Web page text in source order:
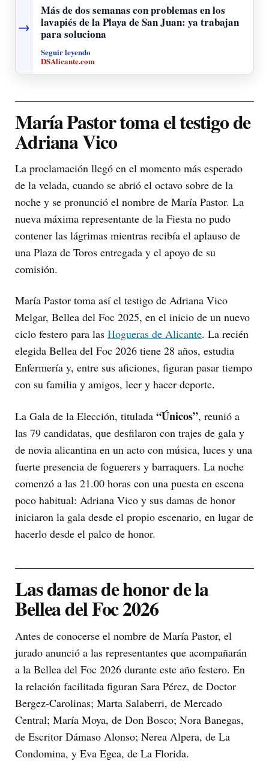
→
Más de dos semanas con problemas en los
lavapiés de la Playa de San Juan: ya trabajan
para soluciona
Seguir leyendo
DSAlicante.com
María Pastor toma el testigo de
Adriana Vico
La proclamación llegó en el momento más esperado
de la velada, cuando se abrió el octavo sobre de la
noche y se pronunció el nombre de María Pastor. La
nueva máxima representante de la Fiesta no pudo
contener las lágrimas mientras recibía el aplauso de
una Plaza de Toros entregada y el apoyo de su
comisión.
María Pastor toma así el testigo de Adriana Vico
Melgar, Bellea del Foc 2025, en el inicio de un nuevo
ciclo festero para las Hogueras de Alicante. La recién
elegida Bellea del Foc 2026 tiene 28 años, estudia
Enfermería y, entre sus aficiones, figuran pasar tiempo
con su familia y amigos, leer y hacer deporte.
La Gala de la Elección, titulada “Únicos”, reunió a
las 79 candidatas, que desfilaron con trajes de gala y
de novia alicantina en un acto con música, luces y una
fuerte presencia de foguerers y barraquers. La noche
comenzó a las 21.00 horas con una puesta en escena
poco habitual: Adriana Vico y sus damas de honor
iniciaron la gala desde el propio escenario, en lugar de
hacerlo desde el palco de honor.
Las damas de honor de la
Bellea del Foc 2026
Antes de conocerse el nombre de María Pastor, el
jurado anunció a las representantes que acompañarán
a la Bellea del Foc 2026 durante este año festero. En
la relación facilitada figuran Sara Pérez, de Doctor
Bergez-Carolinas; Marta Salaberri, de Mercado
Central; María Moya, de Don Bosco; Nora Banegas,
de Escritor Dámaso Alonso; Nerea Alpera, de La
Condomina, y Eva Egea, de La Florida.